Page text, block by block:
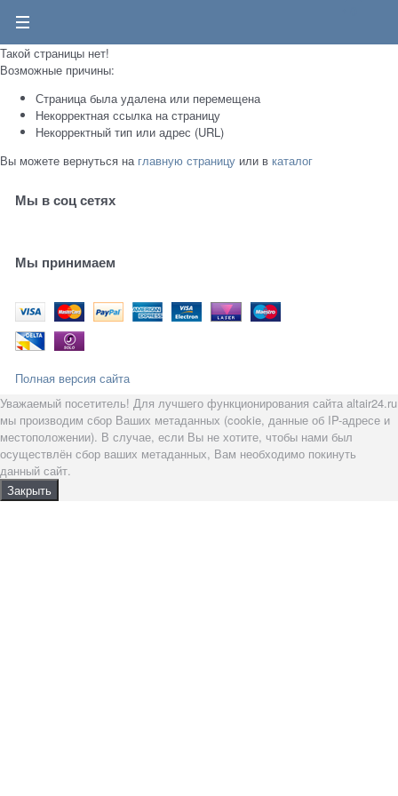
Такой страницы нет!
Возможные причины:
Страница была удалена или перемещена
Некорректная ссылка на страницу
Некорректный тип или адрес (URL)
Вы можете вернуться на главную страницу или в каталог
Мы в соц сетях
Мы принимаем
Полная версия сайта
Уважаемый посетитель! Для лучшего функционирования сайта altair24.ru
мы производим сбор Ваших метаданных (cookie, данные об IP-адресе и
местоположении). В случае, если Вы не хотите, чтобы нами был
осуществлён сбор ваших метаданных, Вам необходимо покинуть
данный сайт.
Закрыть